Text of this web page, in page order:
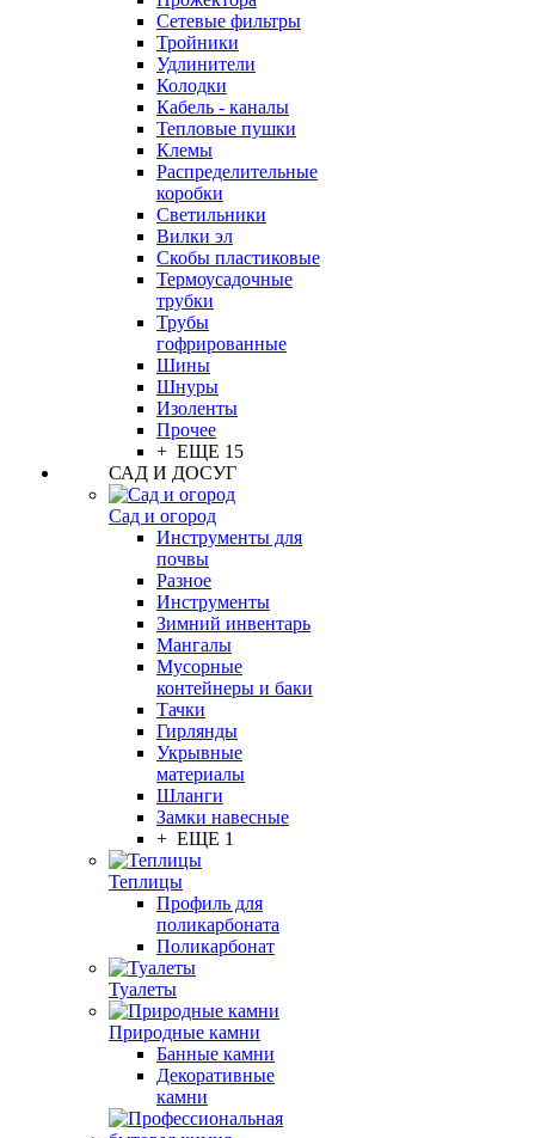
Сетевые фильтры
Тройники
Удлинители
Колодки
Кабель - каналы
Тепловые пушки
Клемы
Распределительные
коробки
Светильники
Вилки эл
Скобы пластиковые
Термоусадочные
трубки
Трубы
гофрированные
Шины
Шнуры
Изоленты
Прочее
+ ЕЩЕ 15
САД И ДОСУГ
Сад и огород
Инструменты для
почвы
Разное
Инструменты
Зимний инвентарь
Мангалы
Мусорные
контейнеры и баки
Тачки
Гирлянды
Укрывные
материалы
Шланги
Замки навесные
+ ЕЩЕ 1
Теплицы
Профиль для
поликарбоната
Поликарбонат
Туалеты
Природные камни
Банные камни
Декоративные
камни